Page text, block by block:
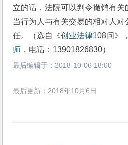
立的话，法院可以判令撤销有
当行为人与有关交易的相对人
任。（选自《创业法律108问》
师 ，电话：13901826830）
最后编辑于： 2018-10-06 18:00
最后更新：2018年10月6日